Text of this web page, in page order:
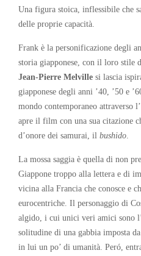
Una figura stoica, inflessibile che
delle proprie capacità.
Frank è la personificazione degli
storia giapponese, con il loro
Jean-Pierre Melville si lascia
giapponese degli anni ’40, ’50 e
mondo contemporaneo attraverso
apre il film con una sua citazione
d’onore dei samurai, il bushido.
La mossa saggia è quella di non
Giappone troppo alla lettera e di
vicina alla Francia che conosce e
eurocentriche. Il personaggio di
algido, i cui unici veri amici sono
solitudine di una gabbia imposta
in lui un po’ di umanità. Peró,